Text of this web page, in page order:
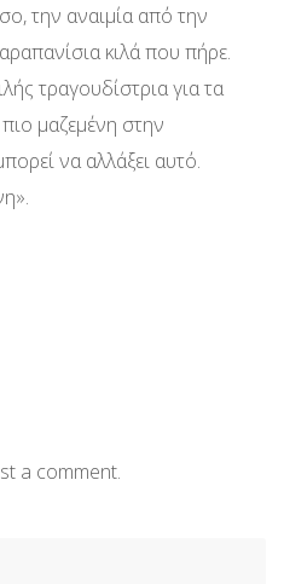
την αναιμία από την
κιλά που πήρε.
τραγουδίστρια για τα
μαζεμένη στην
να αλλάξει αυτό.
a comment.